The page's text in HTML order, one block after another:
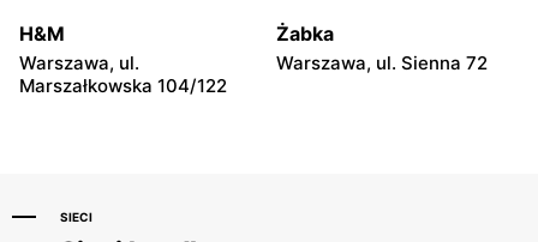
H&M
Warszawa, ul.
Marszałkowska 104/122
Żabka
Warszawa, ul. Sienna 72
SIECI